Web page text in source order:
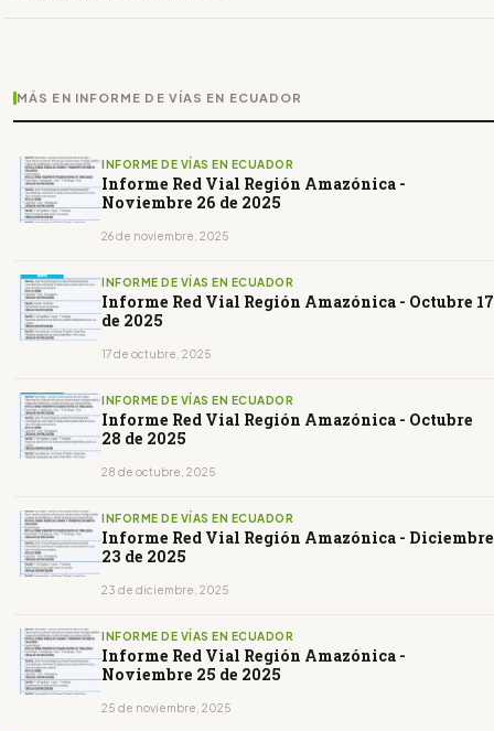
MÁS EN INFORME DE VÍAS EN ECUADOR
INFORME DE VÍAS EN ECUADOR
Informe Red Vial Región Amazónica -
Noviembre 26 de 2025
26 de noviembre, 2025
INFORME DE VÍAS EN ECUADOR
Informe Red Vial Región Amazónica - Octubre 17
de 2025
17 de octubre, 2025
INFORME DE VÍAS EN ECUADOR
Informe Red Vial Región Amazónica - Octubre
28 de 2025
28 de octubre, 2025
INFORME DE VÍAS EN ECUADOR
Informe Red Vial Región Amazónica - Diciembre
23 de 2025
23 de diciembre, 2025
INFORME DE VÍAS EN ECUADOR
Informe Red Vial Región Amazónica -
Noviembre 25 de 2025
25 de noviembre, 2025